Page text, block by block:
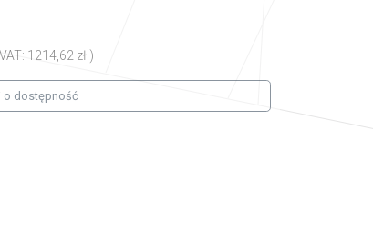
1214,62 zł )
o dostępność